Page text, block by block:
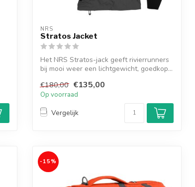
NRS
Stratos Jacket
Het NRS Stratos-jack geeft rivierrunners
bij mooi weer een lichtgewicht, goedkop...
€180,00 €135,00
Op voorraad
Vergelijk
-15%